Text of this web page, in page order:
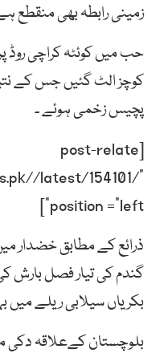
زمینی رابطہ بھی منقطع
حب میں کوئٹہ کراچی
کوچز الٹ گئیں جس کے
پچیس زخمی ہوئے ۔
[post-relate
latest/154101/”
position =”left”]
ذرائع کے مطابق خضدار
گندم کی تیار فصل بارش
بکریاں سیلابی ریلے میں
بلوچستان کےعلاقہ دکی